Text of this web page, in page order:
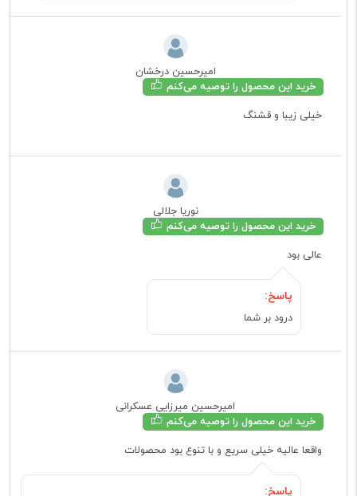
امیرحسین درخشان
خرید این محصول را توصیه می‌کنم
خیلی زیبا و قشنگ
نوریا جلالی
خرید این محصول را توصیه می‌کنم
عالی بود
پاسخ:
درود بر شما
امیرحسین میرزایی عسکرانی
خرید این محصول را توصیه می‌کنم
واقعا عالیه خیلی سریع و با تنوع بود محصولات
پاسخ: